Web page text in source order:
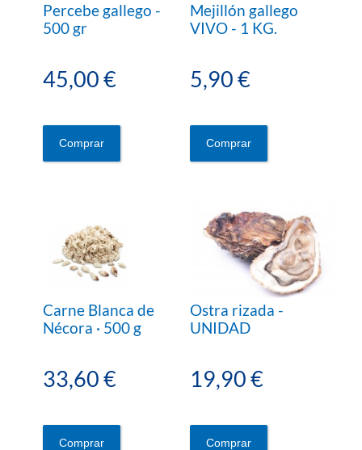
Percebe gallego -
500 gr
45,00 €
Comprar
Mejillón gallego
VIVO - 1 KG.
5,90 €
Comprar
Carne Blanca de
Nécora · 500 g
33,60 €
Comprar
Ostra rizada -
UNIDAD
19,90 €
Comprar